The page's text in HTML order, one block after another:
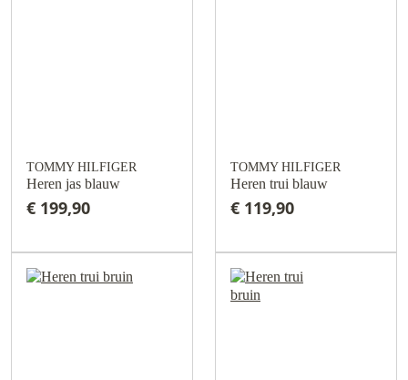
TOMMY HILFIGER
Heren jas blauw
€ 199,90
TOMMY HILFIGER
Heren trui blauw
€ 119,90